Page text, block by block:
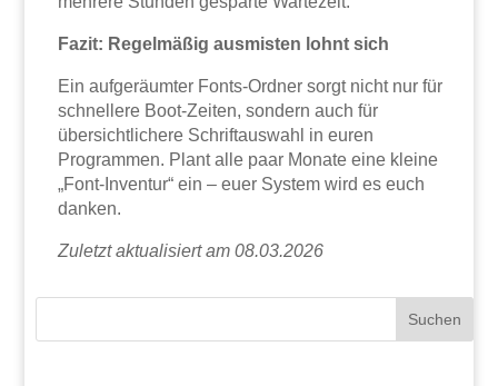
Fazit: Regelmäßig ausmisten lohnt sich
Ein aufgeräumter Fonts-Ordner sorgt nicht nur für
schnellere Boot-Zeiten, sondern auch für
übersichtlichere Schriftauswahl in euren
Programmen. Plant alle paar Monate eine kleine
„Font-Inventur“ ein – euer System wird es euch
danken.
Zuletzt aktualisiert am 08.03.2026